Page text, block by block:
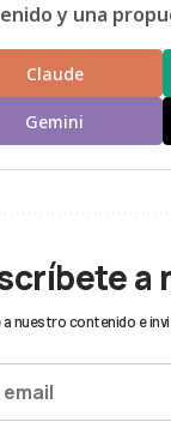
y una
Claude
Gemini
a
a nuestro contenido e